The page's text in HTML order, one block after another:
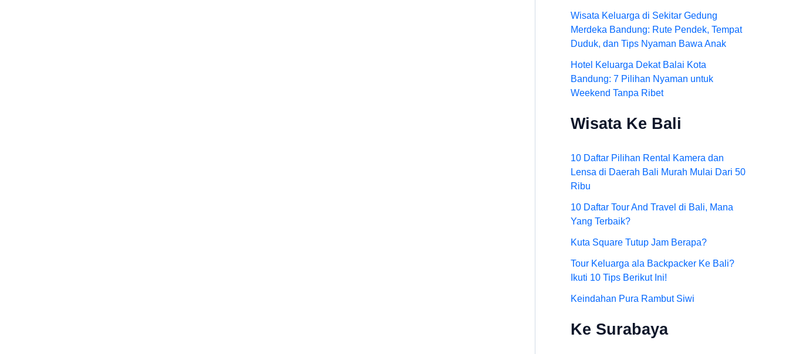
Wisata Keluarga di Sekitar Gedung
Merdeka Bandung: Rute Pendek, Tempat
Duduk, dan Tips Nyaman Bawa Anak
Hotel Keluarga Dekat Balai Kota
Bandung: 7 Pilihan Nyaman untuk
Weekend Tanpa Ribet
Wisata Ke Bali
10 Daftar Pilihan Rental Kamera dan
Lensa di Daerah Bali Murah Mulai Dari 50
Ribu
10 Daftar Tour And Travel di Bali, Mana
Yang Terbaik?
Kuta Square Tutup Jam Berapa?
Tour Keluarga ala Backpacker Ke Bali?
Ikuti 10 Tips Berikut Ini!
Keindahan Pura Rambut Siwi
Ke Surabaya